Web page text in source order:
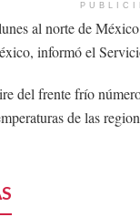
al norte de
informó el
del frente frío
de las